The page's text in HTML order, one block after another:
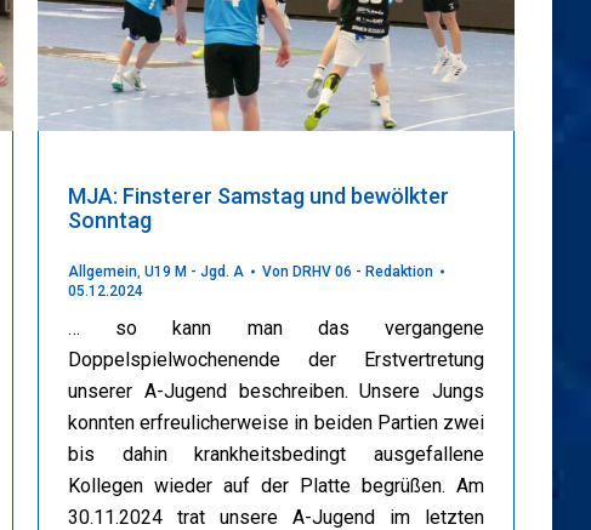
MJA: Finsterer Samstag und bewölkter
Sonntag
Allgemein, U19 M - Jgd. A Von DRHV 06 - Redaktion
05.12.2024
… so kann man das vergangene
Doppelspielwochenende der Erstvertretung
unserer A-Jugend beschreiben. Unsere Jungs
konnten erfreulicherweise in beiden Partien zwei
bis dahin krankheitsbedingt ausgefallene
Kollegen wieder auf der Platte begrüßen. Am
30.11.2024 trat unsere A-Jugend im letzten